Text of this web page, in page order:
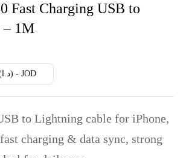
Fast Charging USB to
– 1M
Jordanian dinar (د.ا) - JOD
to Lightning cable for iPhone,
charging & data sync, strong